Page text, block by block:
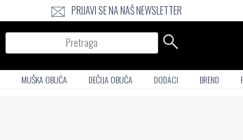
PRIJAVI SE NA NAŠ NEWSLETTER
Pretraga
MUŠKA OBUĆA DEČIJA OBUĆA DODACI BREND